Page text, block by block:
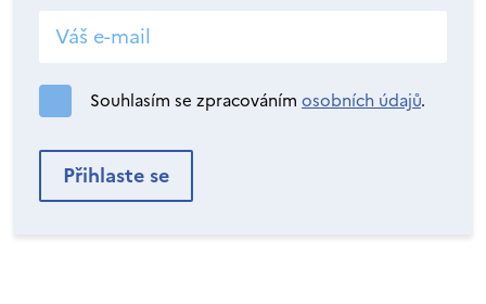
Souhlasím se zpracováním osobních údajů.